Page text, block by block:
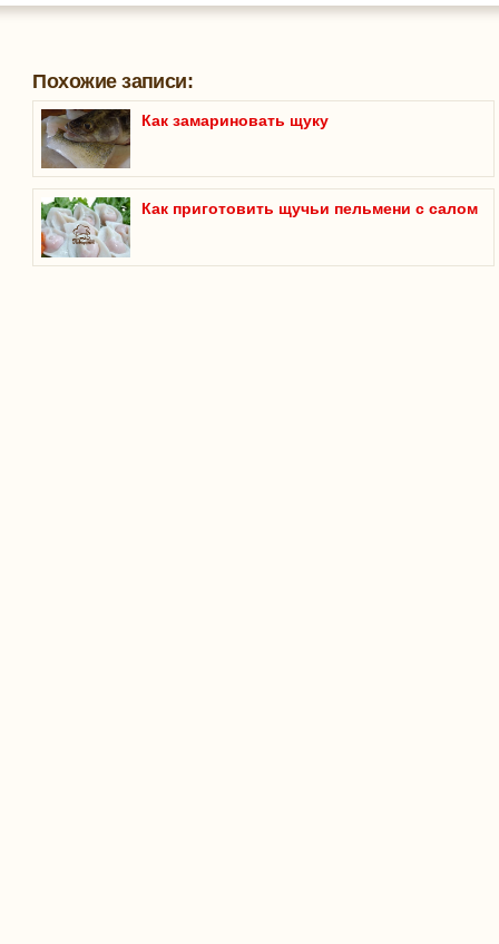
Похожие записи:
Как замариновать щуку
Как приготовить щучьи пельмени с салом